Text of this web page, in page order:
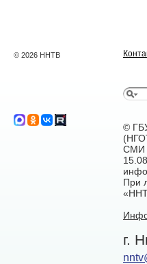
© 2026 ННТВ
©
СМИ
При
г.